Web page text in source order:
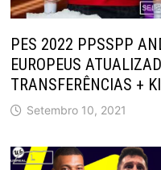
PES 2022 PPSSPP
EUROPEUS
TRANSFERÊNCIAS +
Setembro 10, 2021